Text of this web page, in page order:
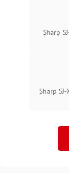
Sharp
Sharp SJ-